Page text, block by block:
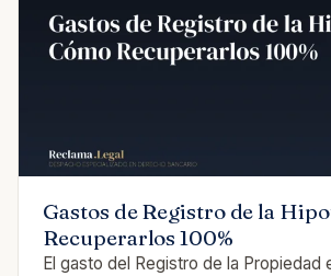
Gastos de Registro de la
Recuperarlos 100%
El gasto del Registro de la Propiedad